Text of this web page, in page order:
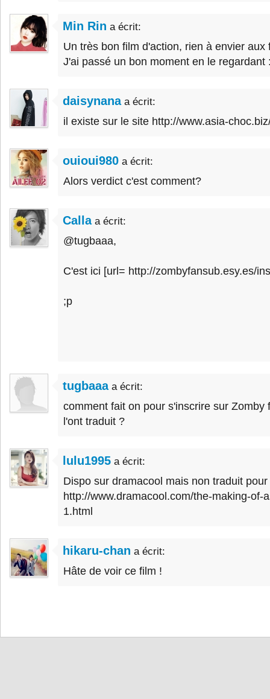
Min Rin a écrit:
Un très bon film d'action, rien à envier aux
J'ai passé un bon moment en le regardant
daisynanaa écrit:
il existe sur le site http://www.asia-
ouioui980 a écrit:
Alors verdict c'est comment?
Callaa écrit:
@tugbaaa,
C'est ici [url= http://zombyfansub.esy.es/
;p
tugbaaaa écrit:
comment fait on pour s'inscrire sur Zomby
l'ont traduit ?
lulu1995 a écrit:
Dispo sur dramacool mais non traduit
http://www.dramacool.com/the-making-of-
1.html
hikaru-chan a écrit:
Hâte de voir ce film !